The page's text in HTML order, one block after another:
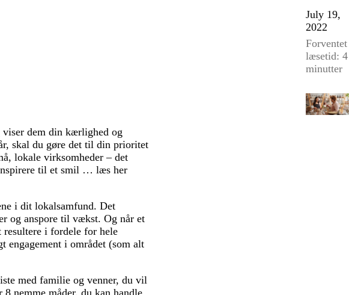
July 19,
2022
Forventet
læsetid: 4
minutter
dem din kærlighed og
skal du gøre det til din prioritet
lokale virksomheder – det
til et smil … læs her
i dit lokalsamfund. Det
og anspore til vækst. Og når et
resultere i fordele for hele
engagement i området (som alt
med familie og venner, du vil